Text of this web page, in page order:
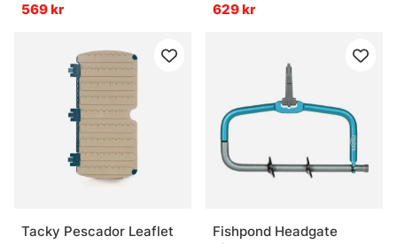
569 kr
629 kr
Tacky Pescador Leaflet
Fishpond Headgate